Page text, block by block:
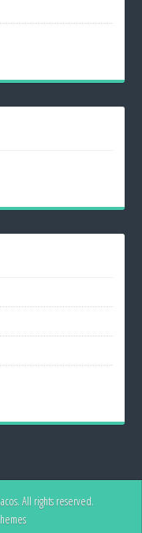
All rights reserved.